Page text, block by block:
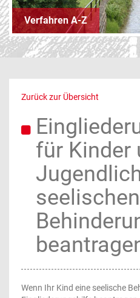
Verfahren A-Z
Zurück zur Übersicht
für Kinder
seelischen
Wenn Ihr Kind eine seelische